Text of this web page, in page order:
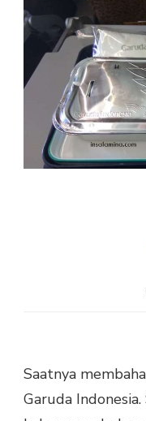
Saatnya
Garuda